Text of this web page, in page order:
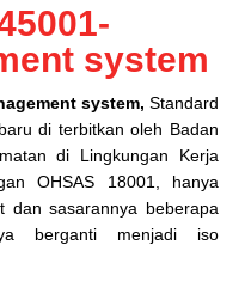
system
system, Standard
di terbitkan oleh Badan
di Lingkungan Kerja
OHSAS 18001, hanya
dan sasarannya beberapa
berganti menjadi iso